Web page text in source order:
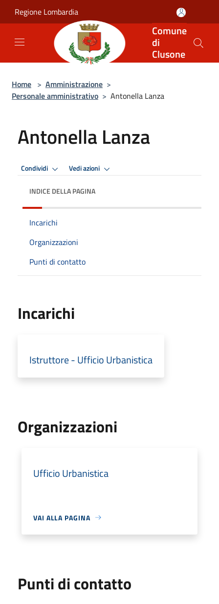
Regione Lombardia
Comune
di
Clusone
Home > Amministrazione >
Personale amministrativo > Antonella Lanza
Antonella Lanza
Condividi Vedi azioni
INDICE DELLA PAGINA
Incarichi
Organizzazioni
Punti di contatto
Incarichi
Istruttore - Ufficio Urbanistica
Organizzazioni
Ufficio Urbanistica
VAI ALLA PAGINA
Punti di contatto